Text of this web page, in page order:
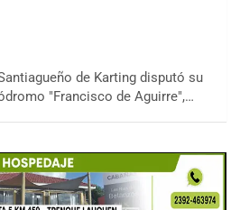
de Karting disputó su
"Francisco de Aguirre",…